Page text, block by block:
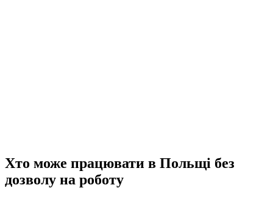
Хто може працювати в Польщі без
дозволу на роботу